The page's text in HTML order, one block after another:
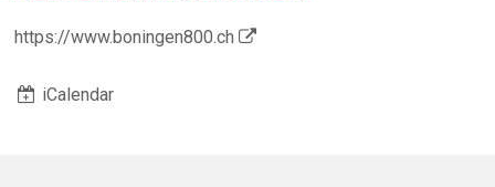
https://www.boningen800.ch
iCalendar